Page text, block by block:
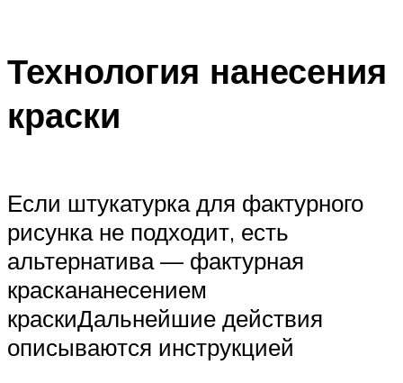
Технология нанесения
краски
Если штукатурка для фактурного
рисунка не подходит, есть
альтернатива — фактурная
краскананесением
краскиДальнейшие действия
описываются инструкцией